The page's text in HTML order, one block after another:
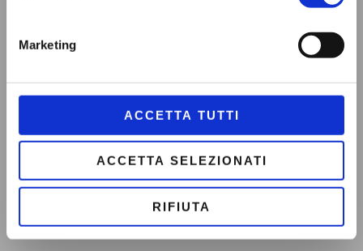
Marketing
ACCETTA TUTTI
ACCETTA SELEZIONATI
RIFIUTA
Bussola dei servizi: ad
Autumnia la sanità
territoriale incontra
cittadini e cittadine